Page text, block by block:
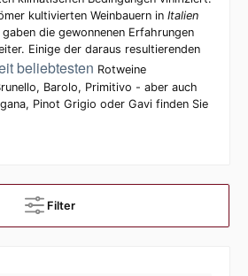
kultivierten Weinbauern in Italien
die gewonnenen Erfahrungen
Einige der daraus resultierenden
beliebtesten Rotweine
Barolo, Primitivo - aber auch
Pinot Grigio oder Gavi finden Sie
Filter